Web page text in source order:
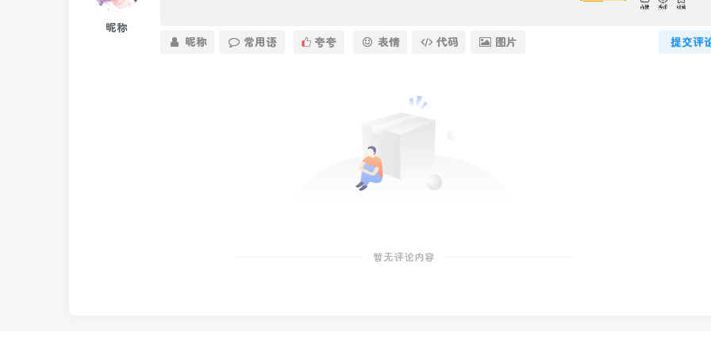
昵称
提交评
昵称 常用语 夸夸 表情 代码 图片
暂无评论内容